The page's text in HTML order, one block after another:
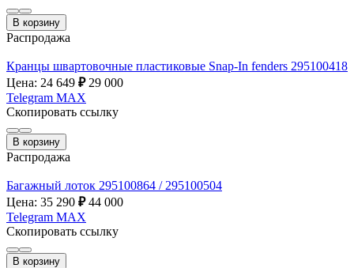
В корзину
Распродажа
Кранцы швартовочные пластиковые Snap-In fenders 295100418
Цена: 24 649 ₽ 29 000
Telegram MAX
Скопировать ссылку
В корзину
Распродажа
Багажный лоток 295100864 / 295100504
Цена: 35 290 ₽ 44 000
Telegram MAX
Скопировать ссылку
В корзину